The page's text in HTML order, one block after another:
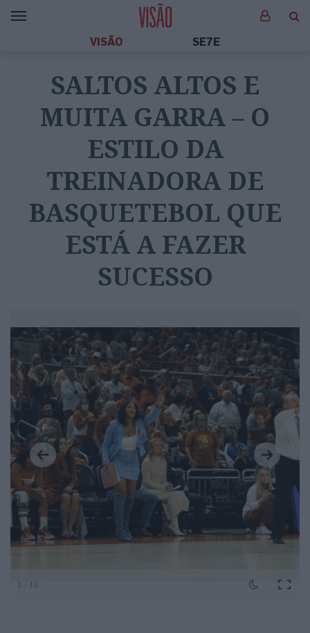
VISÃO SE7E
SALTOS ALTOS E
MUITA GARRA – O
ESTILO DA
TREINADORA DE
BASQUETEBOL QUE
ESTÁ A FAZER
SUCESSO
1 / 18